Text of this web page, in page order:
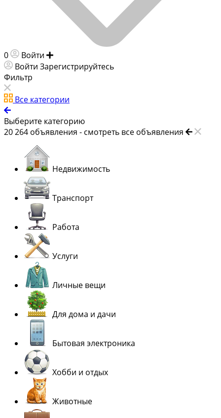
0 Войти
Войти Зарегистрируйтесь
Фильтр
Все категории
Выберите категорию
20 264 объявления - смотреть все объявления
Недвижимость
Транспорт
Работа
Услуги
Личные вещи
Для дома и дачи
Бытовая электроника
Хобби и отдых
Животные